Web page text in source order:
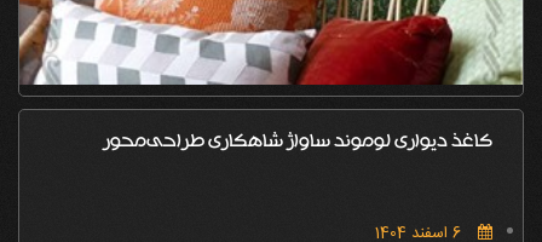
کاغذ دیواری لوموند ساواژ شاهکاری طراحی‌محور